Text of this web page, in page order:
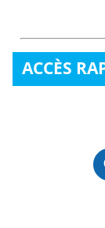
ACCÈS